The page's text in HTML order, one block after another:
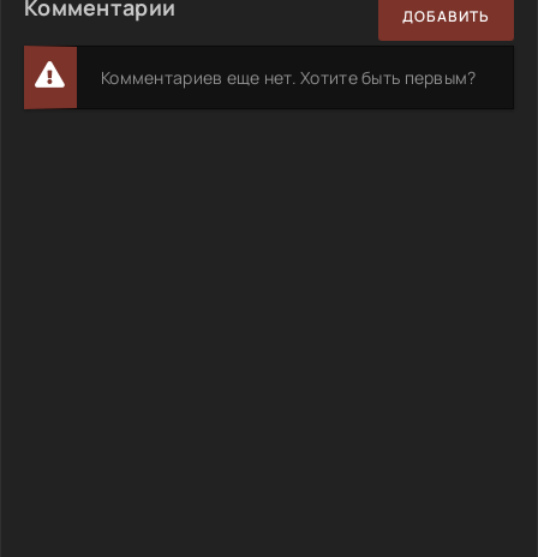
Комментарии ДОБАВИТЬ
Комментариев еще нет. Хотите быть первым?